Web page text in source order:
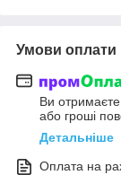
Умови оплати
Ви
або гроші
Детальніше
Оплата на